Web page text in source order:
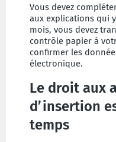
Vous devez
aux explications qui
mois, vous devez
contrôle papier à
confirmer les
électronique.
Le droit aux
d’insertion
temps